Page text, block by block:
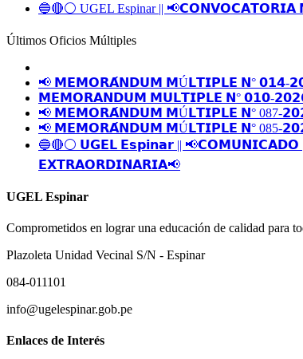
🔵🔴⚪️ UGEL Espinar || 📢𝗖𝗢𝗡𝗩𝗢𝗖𝗔𝗧𝗢𝗥𝗜𝗔
Últimos Oficios Múltiples
📢 𝗠𝗘𝗠𝗢𝗥𝗔́𝗡𝗗𝗨𝗠 𝗠Ú𝗟𝗧𝗜𝗣𝗟𝗘 𝗡° 𝟬𝟭𝟰-
𝗠𝗘𝗠𝗢𝗥𝗔𝗡𝗗𝗨𝗠 𝗠𝗨𝗟𝗧𝗜𝗣𝗟𝗘 𝗡° 𝟬𝟭𝟬-
📢 𝗠𝗘𝗠𝗢𝗥𝗔́𝗡𝗗𝗨𝗠 𝗠Ú𝗟𝗧𝗜𝗣𝗟𝗘 𝗡° 087-
📢 𝗠𝗘𝗠𝗢𝗥𝗔́𝗡𝗗𝗨𝗠 𝗠Ú𝗟𝗧𝗜𝗣𝗟𝗘 𝗡° 085-
🔵🔴⚪️ 𝗨𝗚𝗘𝗟 𝗘𝘀𝗽𝗶𝗻𝗮𝗿 ||
𝗘𝗫𝗧𝗥𝗔𝗢𝗥𝗗𝗜𝗡𝗔𝗥𝗜𝗔📢
UGEL Espinar
Comprometidos en lograr una educación de calidad para
Plazoleta Unidad Vecinal S/N - Espinar
084-011101
info@ugelespinar.gob.pe
Enlaces de Interés